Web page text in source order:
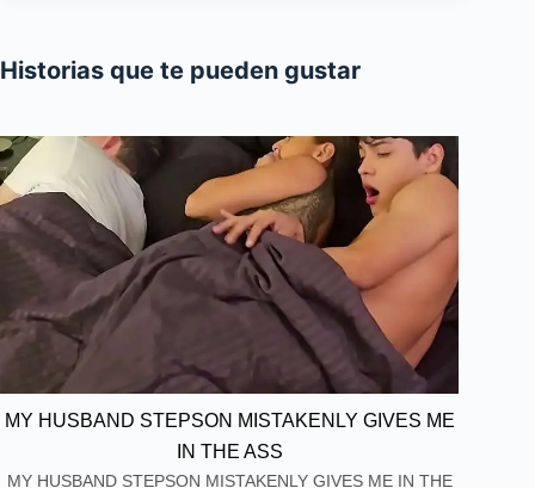
Historias que te pueden gustar
MY HUSBAND STEPSON MISTAKENLY GIVES ME
IN THE ASS
MY HUSBAND STEPSON MISTAKENLY GIVES ME IN THE